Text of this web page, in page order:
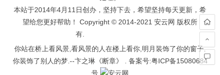
本站于2014年4月11日创办，坚持下去，希望坚持每天更新，希
望给您更好帮助！ Copyright © 2014-2021 安云网 版权所
有.
你站在桥上看风景,看风景的人在楼上看你,明月装饰了你的窗子,
你装饰了别人的梦.--卞之琳《断章》 . 备案号:粤ICP备15080684
号